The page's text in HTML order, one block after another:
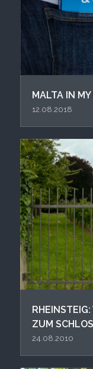
MALTA IN
12.08.2018
ZUM
24.08.2010